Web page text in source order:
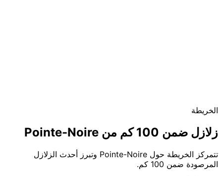
الخريطة
زلازل ضمن 100 كم من Pointe-Noire
تتمركز الخريطة حول Pointe-Noire وتبرز أحدث الزلازل
المرصودة ضمن 100 كم.